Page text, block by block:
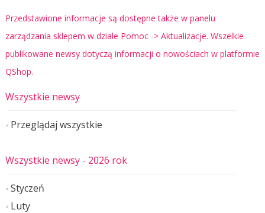
Wszystkie newsy
Przeglądaj wszystkie
Wszystkie newsy - 2026 rok
Styczeń
Luty
Przedstawione informacje są dostępne także w panelu
zarządzania sklepem w dziale Pomoc -> Aktualizacje. Wszelkie
publikowane newsy dotyczą informacji o nowościach w platformie
QShop.